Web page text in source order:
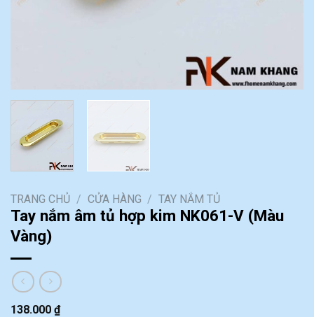
TRANG CHỦ / CỬA HÀNG / TAY NẮM TỦ
Tay nắm âm tủ hợp kim NK061-V (Màu
Vàng)
138.000 ₫